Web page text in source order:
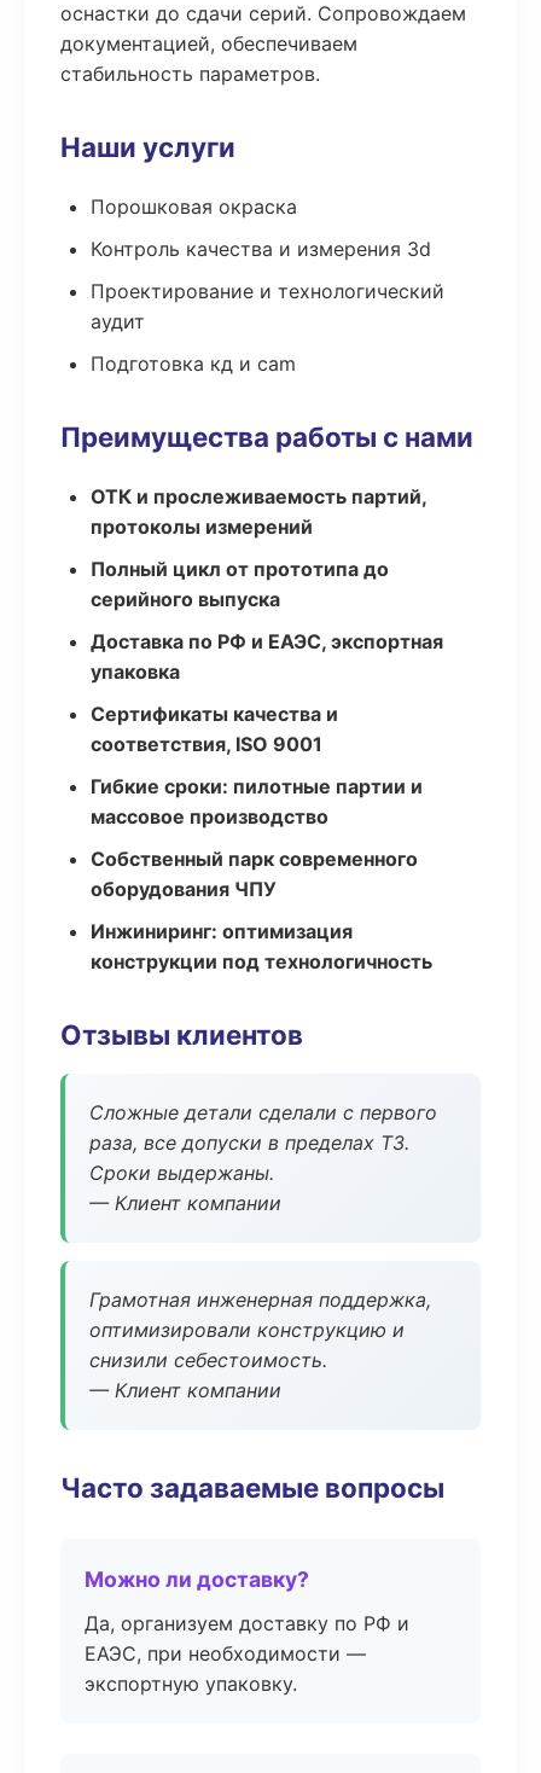
оснастки до сдачи серий. Сопровождаем
документацией, обеспечиваем
стабильность параметров.
Наши услуги
Порошковая окраска
Контроль качества и измерения 3d
Проектирование и технологический
аудит
Подготовка кд и cam
Преимущества работы с нами
ОТК и прослеживаемость партий,
протоколы измерений
Полный цикл от прототипа до
серийного выпуска
Доставка по РФ и ЕАЭС, экспортная
упаковка
Сертификаты качества и
соответствия, ISO 9001
Гибкие сроки: пилотные партии и
массовое производство
Собственный парк современного
оборудования ЧПУ
Инжиниринг: оптимизация
конструкции под технологичность
Отзывы клиентов
Сложные детали сделали с первого
раза, все допуски в пределах ТЗ.
Сроки выдержаны.
— Клиент компании
Грамотная инженерная поддержка,
оптимизировали конструкцию и
снизили себестоимость.
— Клиент компании
Часто задаваемые вопросы
Можно ли доставку?
Да, организуем доставку по РФ и
ЕАЭС, при необходимости —
экспортную упаковку.